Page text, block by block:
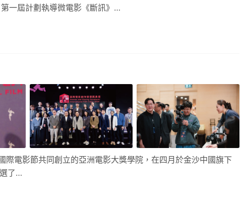
一屆計劃執導微電影《斷訊》…
電影節共同創立的亞洲電影大獎學院，在四月於金沙中國旗下
了…